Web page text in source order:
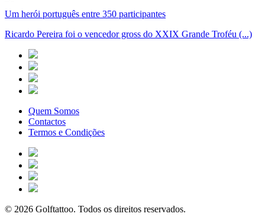
Um herói português entre 350 participantes
Ricardo Pereira foi o vencedor gross do XXIX Grande Troféu (...)
Quem Somos
Contactos
Termos e Condições
© 2026 Golftattoo. Todos os direitos reservados.